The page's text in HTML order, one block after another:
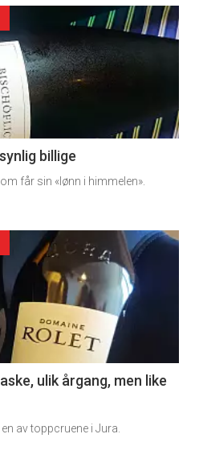
billige
får sin «lønn i himmelen».
ulik årgang, men like
av toppcruene i Jura.